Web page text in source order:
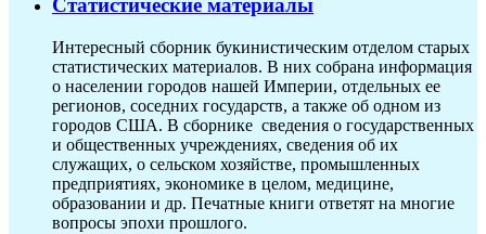
Статистические материалы
Интересный сборник букинистическим отделом старых
статистических материалов. В них собрана информация
о населении городов нашей Империи, отдельных ее
регионов, соседних государств, а также об одном из
городов США. В сборнике сведения о государственных
и общественных учреждениях, сведения об их
служащих, о сельском хозяйстве, промышленных
предприятиях, экономике в целом, медицине,
образовании и др. Печатные книги ответят на многие
вопросы эпохи прошлого.